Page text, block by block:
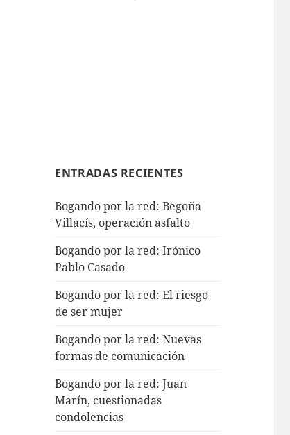
ENTRADAS RECIENTES
Bogando por la red: Begoña
Villacís, operación asfalto
Bogando por la red: Irónico
Pablo Casado
Bogando por la red: El riesgo
de ser mujer
Bogando por la red: Nuevas
formas de comunicación
Bogando por la red: Juan
Marín, cuestionadas
condolencias